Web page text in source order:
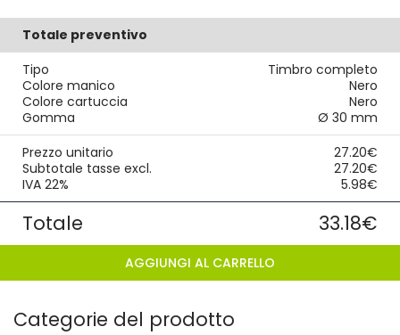
Totale preventivo
Tipo
Timbro completo
Colore manico
Nero
Colore cartuccia
Nero
Gomma
Ø 30 mm
Prezzo unitario
27.20€
Subtotale tasse excl.
27.20€
IVA 22%
5.98€
Totale 33.18€
AGGIUNGI AL CARRELLO
Categorie del prodotto